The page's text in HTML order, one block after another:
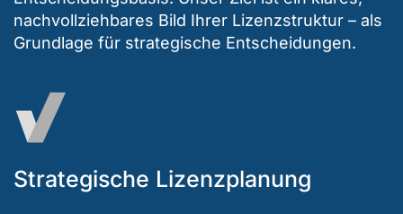
nachvollziehbares Bild Ihrer Lizenzstruktur – als
Grundlage für strategische Entscheidungen.
Strategische Lizenzplanung